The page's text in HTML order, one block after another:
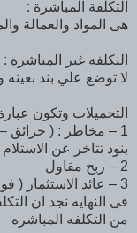
التكلفة المباشرة :
هى المواد والعمالة
التكلفه غير المباشرة :
لا توضع علي بند
التحميلات وتكون
1 – مخاطر : (
بنود تتاخر عن
2 – ربح مقاول
3 – عائد الاستثمار ( فوائد البنوك )
فى النهايه نجد ان
من التكلفه المباشره